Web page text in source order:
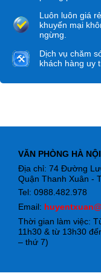
Luôn luôn giá
khuyến mại
ngừng.
Dịch vụ chăm
khách hàng uy
VĂN PHÒNG HÀ NỘI
Địa chỉ: 74 Đường
Quận Thanh Xuân -
Tel: 0988.482.978
Email:
Thời gian làm việc:
11h30 & từ 13h30
– thứ 7)